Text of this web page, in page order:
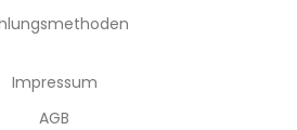
Impressum
AGB